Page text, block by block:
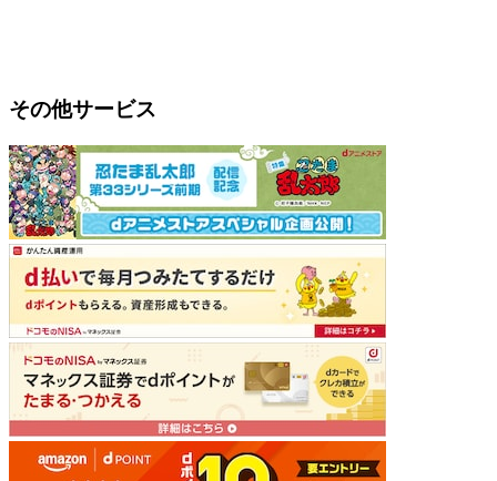
その他サービス